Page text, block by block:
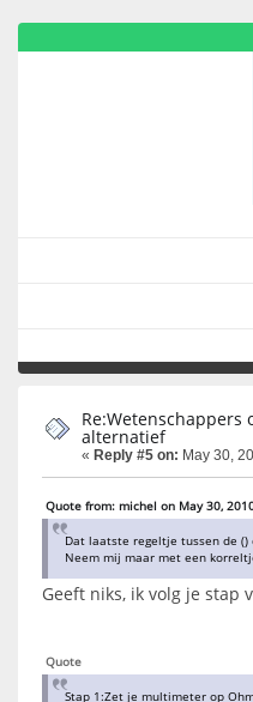
Re:Wetenschappers
alternatief
« Reply #5 on: May 30,
Quote from: michel on May 30,
Dat laatste regeltje tussen de ()
Neem mij maar met een
Geeft niks, ik volg je stap
Quote
Stap 1:Zet je multimeter op